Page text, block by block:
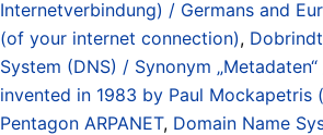
Internetverbindung) / Germans and
(of your internet connection), Dobrindt
System (DNS) / Synonym
invented in 1983 by Paul Mockapetris
Pentagon ARPANET, Domain Name